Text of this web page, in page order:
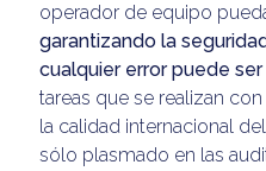
operador de equipo
garantizando la
cualquier error puede
tareas que se realizan
la calidad internacional
sólo plasmado en las